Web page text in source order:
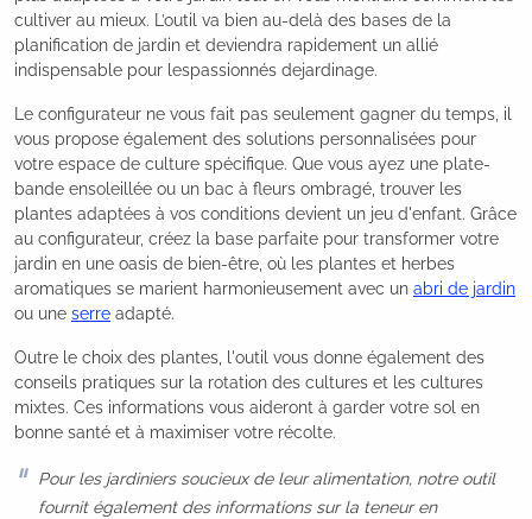
cultiver au mieux. L’outil va bien au-delà des bases de la
planification de jardin et deviendra rapidement un allié
indispensable pour lespassionnés dejardinage.
Le configurateur ne vous fait pas seulement gagner du temps, il
vous propose également des solutions personnalisées pour
votre espace de culture spécifique. Que vous ayez une plate-
bande ensoleillée ou un bac à fleurs ombragé, trouver les
plantes adaptées à vos conditions devient un jeu d'enfant. Grâce
au configurateur, créez la base parfaite pour transformer votre
jardin en une oasis de bien-être, où les plantes et herbes
aromatiques se marient harmonieusement avec un abri de jardin
ou une serre adapté.
Outre le choix des plantes, l'outil vous donne également des
conseils pratiques sur la rotation des cultures et les cultures
mixtes. Ces informations vous aideront à garder votre sol en
bonne santé et à maximiser votre récolte.
Pour les jardiniers soucieux de leur alimentation, notre outil
fournit également des informations sur la teneur en